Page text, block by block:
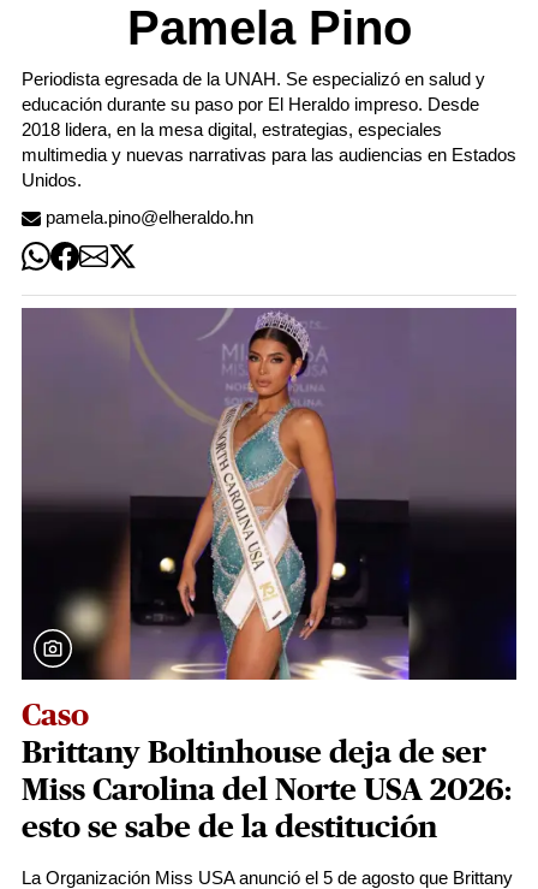
Pamela Pino
Periodista egresada de la UNAH. Se especializó en salud y
educación durante su paso por El Heraldo impreso. Desde
2018 lidera, en la mesa digital, estrategias, especiales
multimedia y nuevas narrativas para las audiencias en Estados
Unidos.
pamela.pino@elheraldo.hn
Caso
Brittany Boltinhouse deja de ser
Miss Carolina del Norte USA 2026:
esto se sabe de la destitución
La Organización Miss USA anunció el 5 de agosto que Brittany